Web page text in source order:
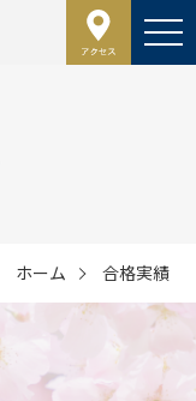
ホーム 合格実績